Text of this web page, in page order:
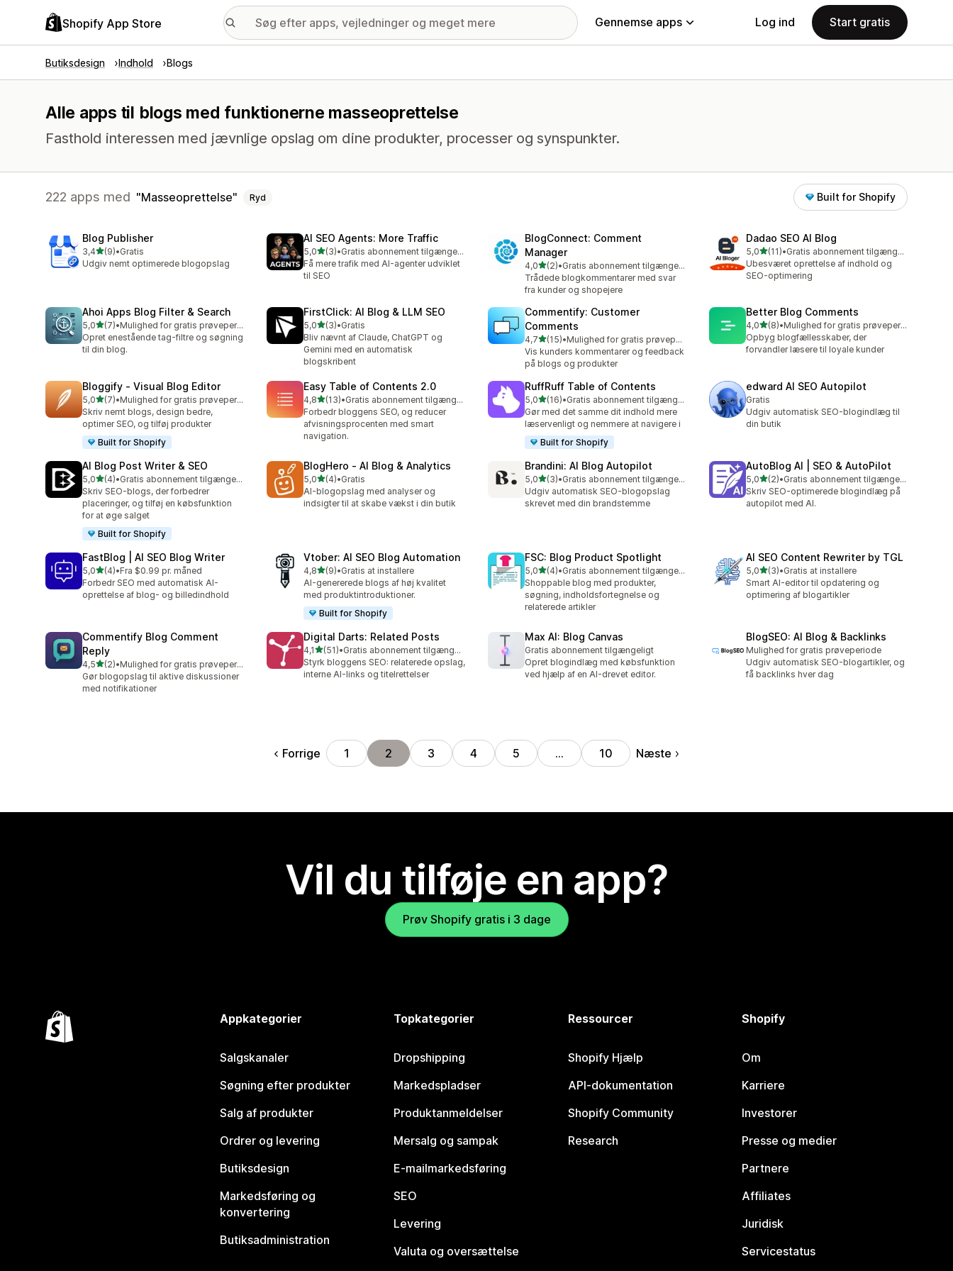
Shopify App Store Gennemse apps Log ind Start gratis
Butiksdesign Indhold Blogs
Alle apps til blogs med funktionerne masseoprettelse
Fasthold interessen med jævnlige opslag om dine produkter, processer og synspunkter.
222 apps med Masseoprettelse Ryd Built for Shopify
Blog Publisher
3,4ud af 5 stjerner
(9)
9 anmeldelser i alt
•Gratis
Udgiv nemt optimerede blogopslag
AI SEO Agents: More Traffic
5,0ud af 5 stjerner
(3)
3 anmeldelser i alt
•
Gratis abonnement tilgængeligt
Få mere trafik med AI-agenter udviklet
til SEO
BlogConnect: Comment
Manager
4,0ud af 5 stjerner
(2)
2 anmeldelser i alt
•
Gratis abonnement tilgængeligt
Trådede blogkommentarer med svar
fra kunder og shopejere
Dadao SEO AI Blog
5,0ud af 5 stjerner
(11)
11 anmeldelser i alt
•
Gratis abonnement tilgængeligt
Ubesværet oprettelse af indhold og
SEO-optimering
Ahoi Apps Blog Filter & Search
5,0ud af 5 stjerner
(7)
7 anmeldelser i alt
•
Mulighed for gratis prøveperiode
Opret enestående tag-filtre og søgning
til din blog.
FirstClick: AI Blog & LLM SEO
5,0ud af 5 stjerner
(3)
3 anmeldelser i alt
•Gratis
Bliv nævnt af Claude, ChatGPT og
Gemini med en automatisk
blogskribent
Commentify: Customer
Comments
4,7ud af 5 stjerner
(15)
15 anmeldelser i alt
•
Mulighed for gratis prøveperiode
Vis kunders kommentarer og feedback
på blogs og produkter
Better Blog Comments
4,0ud af 5 stjerner
(8)
8 anmeldelser i alt
•
Mulighed for gratis prøveperiode
Opbyg blogfællesskaber, der
forvandler læsere til loyale kunder
Bloggify ‑ Visual Blog Editor
5,0ud af 5 stjerner
(7)
7 anmeldelser i alt
•
Mulighed for gratis prøveperiode
Skriv nemt blogs, design bedre,
optimer SEO, og tilføj produkter
Built for Shopify
Easy Table of Contents 2.0
4,8ud af 5 stjerner
(13)
13 anmeldelser i alt
•
Gratis abonnement tilgængeligt
Forbedr bloggens SEO, og reducer
afvisningsprocenten med smart
navigation.
RuffRuff Table of Contents
5,0ud af 5 stjerner
(16)
16 anmeldelser i alt
•
Gratis abonnement tilgængeligt
Gør med det samme dit indhold mere
læservenligt og nemmere at navigere i
Built for Shopify
edward AI SEO Autopilot
Gratis
Udgiv automatisk SEO-blogindlæg til
din butik
AI Blog Post Writer & SEO
5,0ud af 5 stjerner
(4)
4 anmeldelser i alt
•
Gratis abonnement tilgængeligt
Skriv SEO-blogs, der forbedrer
placeringer, og tilføj en købsfunktion
for at øge salget
Built for Shopify
BlogHero ‑ AI Blog & Analytics
5,0ud af 5 stjerner
(4)
4 anmeldelser i alt
•Gratis
AI-blogopslag med analyser og
indsigter til at skabe vækst i din butik
Brandini: AI Blog Autopilot
5,0ud af 5 stjerner
(3)
3 anmeldelser i alt
•
Gratis abonnement tilgængeligt
Udgiv automatisk SEO-blogopslag
skrevet med din brandstemme
AutoBlog AI | SEO & AutoPilot
5,0ud af 5 stjerner
(2)
2 anmeldelser i alt
•
Gratis abonnement tilgængeligt
Skriv SEO-optimerede blogindlæg på
autopilot med AI.
FastBlog | AI SEO Blog Writer
5,0ud af 5 stjerner
(4)
4 anmeldelser i alt
•Fra $0.99 pr. måned
Forbedr SEO med automatisk AI-
oprettelse af blog- og billedindhold
Vtober: AI SEO Blog Automation
4,8ud af 5 stjerner
(9)
9 anmeldelser i alt
•Gratis at installere
AI-genererede blogs af høj kvalitet
med produktintroduktioner.
Built for Shopify
FSC: Blog Product Spotlight
5,0ud af 5 stjerner
(4)
4 anmeldelser i alt
•
Gratis abonnement tilgængeligt
Shoppable blog med produkter,
søgning, indholdsfortegnelse og
relaterede artikler
AI SEO Content Rewriter by TGL
5,0ud af 5 stjerner
(3)
3 anmeldelser i alt
•Gratis at installere
Smart AI-editor til opdatering og
optimering af blogartikler
Commentify Blog Comment
Reply
4,5ud af 5 stjerner
(2)
2 anmeldelser i alt
•
Mulighed for gratis prøveperiode
Gør blogopslag til aktive diskussioner
med notifikationer
Digital Darts: Related Posts
4,1ud af 5 stjerner
(51)
51 anmeldelser i alt
•
Gratis abonnement tilgængeligt
Styrk bloggens SEO: relaterede opslag,
interne AI-links og titelrettelser
Max AI: Blog Canvas
Gratis abonnement tilgængeligt
Opret blogindlæg med købsfunktion
ved hjælp af en AI-drevet editor.
BlogSEO: AI Blog & Backlinks
Mulighed for gratis prøveperiode
Udgiv automatisk SEO-blogartikler, og
få backlinks hver dag
Forrige 1 2 3 4 5 … 10 Næste
Vil du tilføje en app?
Prøv Shopify gratis i 3 dage
Appkategorier
Salgskanaler
Søgning efter produkter
Salg af produkter
Ordrer og levering
Butiksdesign
Markedsføring og
konvertering
Butiksadministration
Topkategorier
Dropshipping
Markedspladser
Produktanmeldelser
Mersalg og sampak
E-mailmarkedsføring
SEO
Levering
Valuta og oversættelse
Ressourcer
Shopify Hjælp
API-dokumentation
Shopify Community
Research
Shopify
Om
Karriere
Investorer
Presse og medier
Partnere
Affiliates
Juridisk
Servicestatus